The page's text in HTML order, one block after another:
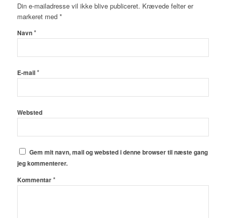
Din e-mailadresse vil ikke blive publiceret. Krævede felter er
markeret med *
Navn*
E-mail*
Websted
Gem mit navn, mail og websted i denne browser til næste gang
jeg kommenterer.
Kommentar*